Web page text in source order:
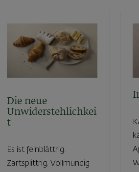
Die neue
Unwiderstehlichkei
t
Es ist feinblättrig.
Zartsplittrig. Vollmundig